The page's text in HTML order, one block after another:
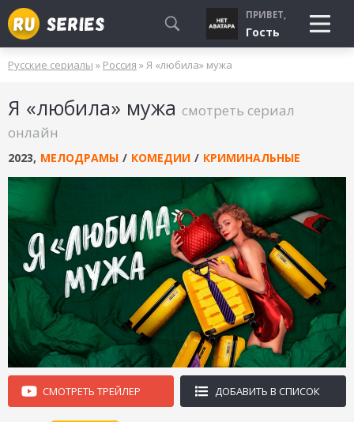
СМОТРЮ
БУДУ СМОТРЕТЬ
УЖЕ СМОТРЕЛ
ПРИВЕТ,
Гость
Русские сериалы » Россия » Я «любила» мужа
Я «любила» мужа смотреть сериал
онлайн
2023, МЕЛОДРАМЫ / КОМЕДИИ / КРИМИНАЛЬНЫЕ
СМОТРЕТЬ ТРЕЙЛЕР ДОБАВИТЬ В СПИСОК